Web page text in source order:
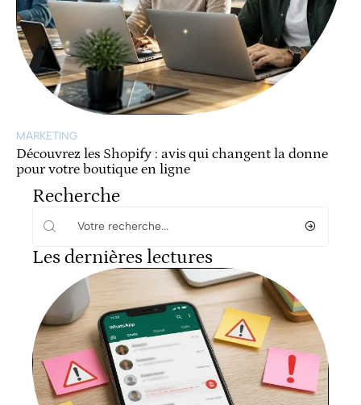
MARKETING
Découvrez les Shopify : avis qui changent la donne
pour votre boutique en ligne
Recherche
Les dernières lectures